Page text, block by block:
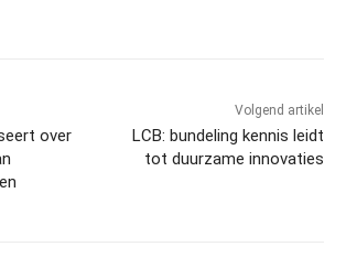
over
Volgend artikel
LCB: bundeling kennis leidt
tot duurzame innovaties